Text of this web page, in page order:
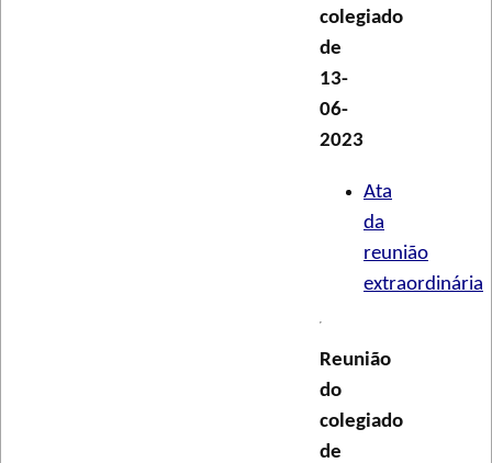
colegiado
de
13-
06-
2023
Ata
da
reunião
extraordinária
Reunião
do
colegiado
de